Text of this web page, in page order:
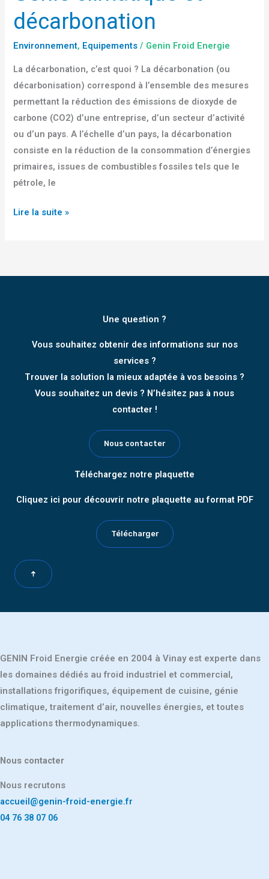
décarbonation
Environnement, Equipements / Genin Froid Energie
La décarbonation, c’est quoi ? La décarbonation (ou
décarbonisation) correspond à l’ensemble des mesures
permettant la réduction des émissions de dioxyde de
carbone (CO2) d’une entreprise, d’un secteur d’activité
ou d’un pays. A l’échelle d’un pays, la décarbonation
consiste en la réduction de la consommation d’énergies
primaires, issues de combustibles fossiles tels que le
pétrole, le
Lire la suite »
Une question ?
Vous souhaitez obtenir des informations sur nos
services ?
Trouver la solution la mieux adaptée à vos besoins ?
Vous souhaitez un devis ? N’hésitez pas à nous
contacter !
Nous contacter
Téléchargez notre plaquette
Cliquez ici pour découvrir notre plaquette au format PDF
Télécharger
GENIN Froid Energie créée en 2004 à Vinay est experte dans
les domaines dédiés au froid industriel et commercial,
installations frigorifiques, équipement de cuisine, génie
climatique, traitement d’air, nouvelles énergies, et toutes
applications thermodynamiques.
Nous contacter
Nous recrutons
accueil@genin-froid-energie.fr
04 76 38 07 06